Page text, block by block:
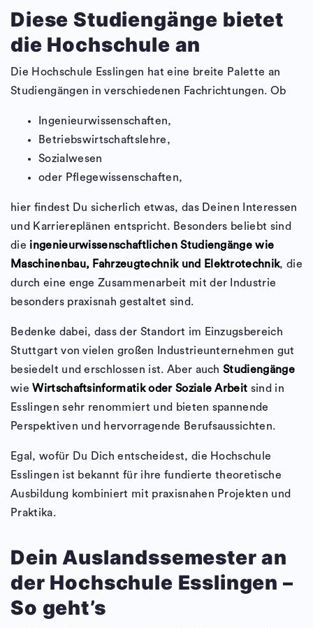
Diese Studiengänge bietet
die Hochschule an
Die Hochschule Esslingen hat eine breite Palette an
Studiengängen in verschiedenen Fachrichtungen. Ob
Ingenieurwissenschaften,
Betriebswirtschaftslehre,
Sozialwesen
oder Pflegewissenschaften,
hier findest Du sicherlich etwas, das Deinen Interessen
und Karriereplänen entspricht. Besonders beliebt sind
die ingenieurwissenschaftlichen Studiengänge wie
Maschinenbau, Fahrzeugtechnik und Elektrotechnik, die
durch eine enge Zusammenarbeit mit der Industrie
besonders praxisnah gestaltet sind.
Bedenke dabei, dass der Standort im Einzugsbereich
Stuttgart von vielen großen Industrieunternehmen gut
besiedelt und erschlossen ist. Aber auchStudiengänge
wieWirtschaftsinformatik oder Soziale Arbeit sind in
Esslingen sehr renommiert und bieten spannende
Perspektiven und hervorragende Berufsaussichten.
Egal, wofür Du Dich entscheidest, die Hochschule
Esslingen ist bekannt für ihre fundierte theoretische
Ausbildung kombiniert mit praxisnahen Projekten und
Praktika.
Dein Auslandssemester an
der Hochschule Esslingen –
So geht’s